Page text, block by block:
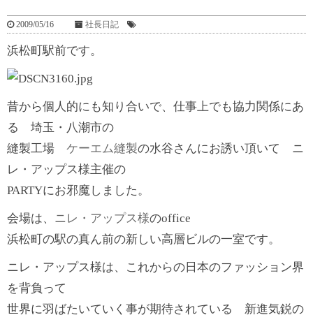
2009/05/16 社長日記
浜松町駅前です。
昔から個人的にも知り合いで、仕事上でも協力関係にあ
る 埼玉・八潮市の
縫製工場 ケーエム縫製の水谷さんにお誘い頂いて ニ
レ・アップス様主催の
PARTYにお邪魔しました。
会場は、 ニレ・アップス様のoffice
浜松町の駅の真ん前の新しい高層ビルの一室です。
ニレ・アップス様は、これからの日本のファッション界
を背負って
世界に羽ばたいていく事が期待されている 新進気鋭の